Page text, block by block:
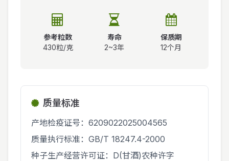
参考粒数
430粒/克
寿命
2~3年
保质期
12个月
质量标准
产地检疫证号：6209022025004565
质量执行标准：GB/T 18247.4-2000
种子生产经营许可证：D(甘酒)农种许字